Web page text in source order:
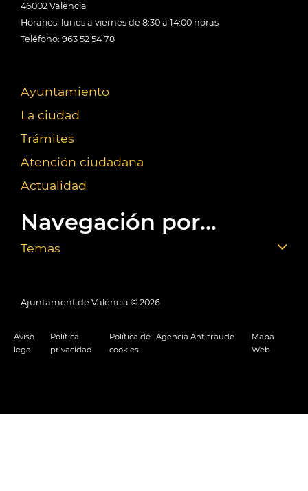
46002 València
Horarios: lunes a viernes de 8:30 a 14:00 horas
Teléfono: 963 52 54 78
Ayuntamiento
La ciudad
Trámites
Atención ciudadana
Actualidad
Navegación por...
Temas
Ajuntament de València © 2026
Aviso
legal
Política
privacidad
Política de
cookies
Agencia Antifraude
Mapa
Web